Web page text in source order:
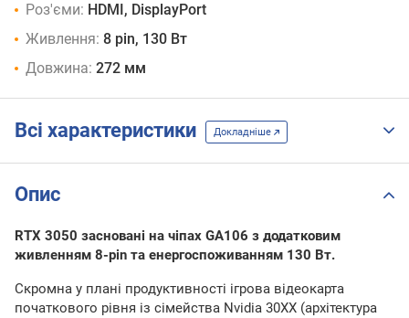
Роз'єми: HDMI, DisplayPort
Живлення: 8 pin, 130 Вт
Довжина: 272 мм
Всі характеристики Докладніше
Опис
RTX 3050 засновані на чіпах GA106 з додатковим
живленням 8-pin та енергоспоживанням 130 Вт.
Скромна у плані продуктивності ігрова відеокарта
початкового рівня із сімейства Nvidia 30XX (архітектура